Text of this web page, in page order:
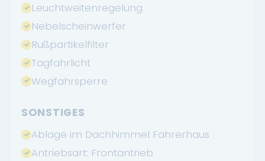
Leuchtweitenregelung
Nebelscheinwerfer
Rußpartikelfilter
Tagfahrlicht
Wegfahrsperre
SONSTIGES
Ablage im Dachhimmel Fahrerhaus
Antriebsart: Frontantrieb